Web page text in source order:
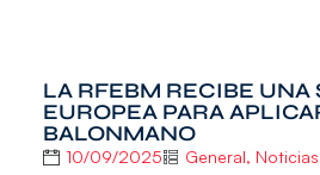
LA RFEBM RECIBE UNA
EUROPEA PARA
BALONMANO
10/09/2025 General, Noticias